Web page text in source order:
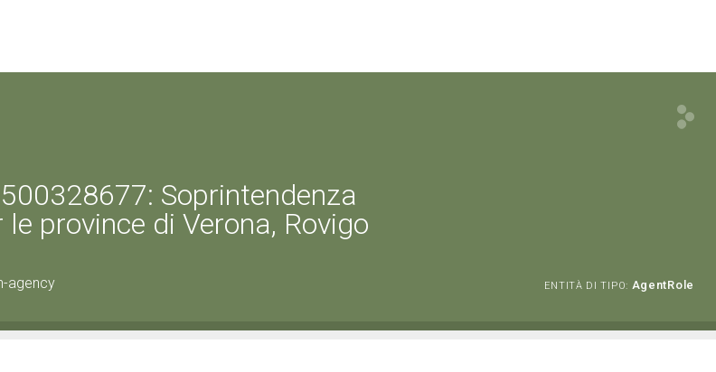
Soprintendenza
province di Verona, Rovigo
agency ENTITÀ DI TIPO: AgentRole